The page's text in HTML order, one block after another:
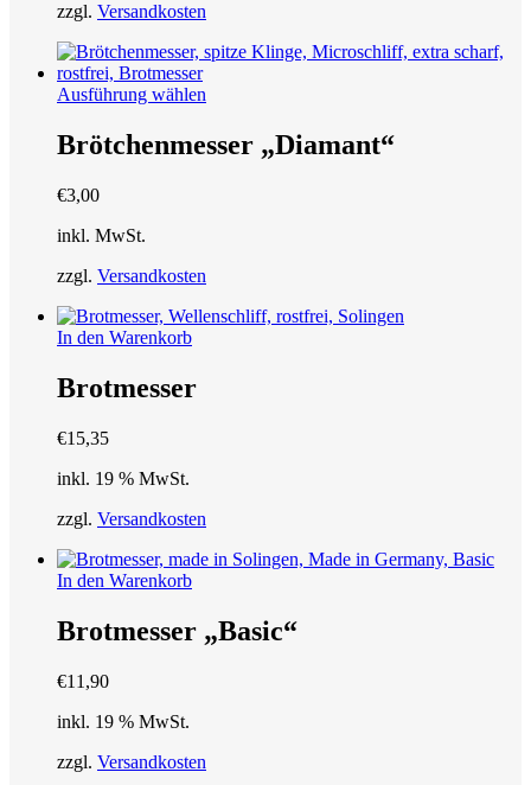
auf
der
Produktseite
werden
zzgl. Versandkosten
Ausführung wählen
mehrere
auf
Produktseite
Brötchenmesser „Diamant“
€3,00
inkl. MwSt.
zzgl. Versandkosten
In den Warenkorb
Brotmesser
€15,35
inkl. 19 % MwSt.
zzgl. Versandkosten
In den Warenkorb
Brotmesser „Basic“
€11,90
inkl. 19 % MwSt.
zzgl. Versandkosten